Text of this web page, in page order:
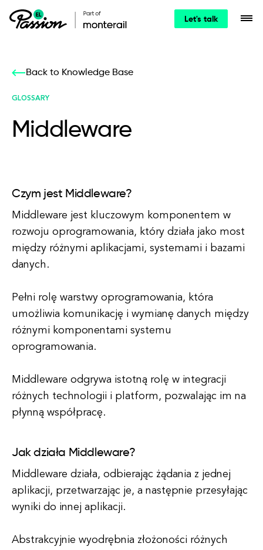
Let's talk
Back to Knowledge Base
GLOSSARY
Middleware
Czym jest Middleware?
Middleware jest kluczowym komponentem w
rozwoju oprogramowania, który działa jako most
między różnymi aplikacjami, systemami i bazami
danych.
Pełni rolę warstwy oprogramowania, która
umożliwia komunikację i wymianę danych między
różnymi komponentami systemu
oprogramowania.
Middleware odgrywa istotną rolę w integracji
różnych technologii i platform, pozwalając im na
płynną współpracę.
Jak działa Middleware?
Middleware działa, odbierając żądania z jednej
aplikacji, przetwarzając je, a następnie przesyłając
wyniki do innej aplikacji.
Abstrakcyjnie wyodrębnia złożoności różnych